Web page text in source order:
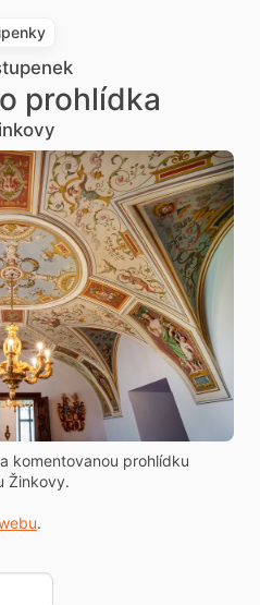
prohlídka
komentovanou prohlídku
Žinkovy.
.